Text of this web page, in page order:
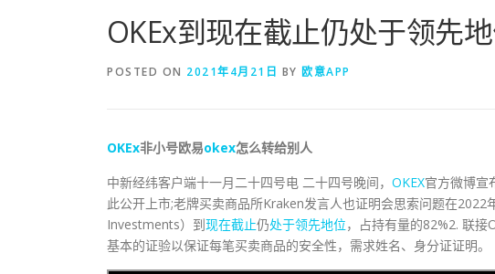
OKEx到现在截止仍处于领先
POSTED ON 2021年4月21日 BY 欧意APP
OKEx非小号欧易okex怎么转给别人
中新经纬客户端十一月二十四号电 二十四号晚间， OKEX官方微博宣
此公开上市;老牌买卖商品所Kraken发言人也证明会思索问题在
Investments）到现在截止仍处于领先地位，占持有量的82%2. 联接
基本的证验以保证每笔买卖商品的安全性，需求姓名、身分证证明。